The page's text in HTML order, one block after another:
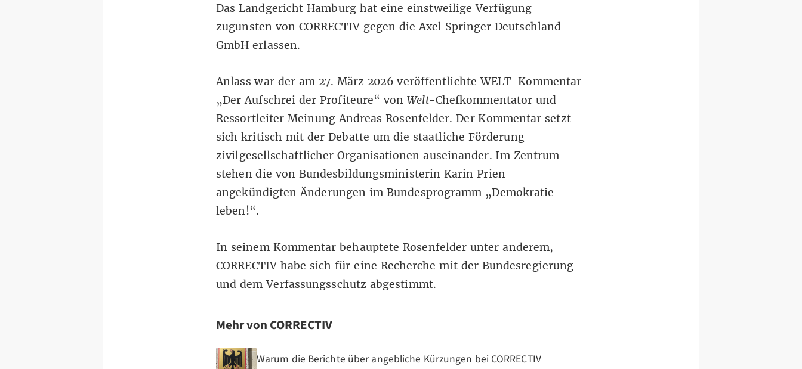
Das Landgericht Hamburg hat eine einstweilige Verfügung
zugunsten von CORRECTIV gegen die Axel Springer Deutschland
GmbH erlassen.
Anlass war der am 27. März 2026 veröffentlichte WELT-Kommentar
„Der Aufschrei der Profiteure“ vonWelt-Chefkommentator und
Ressortleiter Meinung Andreas Rosenfelder. Der Kommentar setzt
sich kritisch mit der Debatte um die staatliche Förderung
zivilgesellschaftlicher Organisationen auseinander. Im Zentrum
stehen die von Bundesbildungsministerin Karin Prien
angekündigten Änderungen im Bundesprogramm „Demokratie
leben!“.
In seinem Kommentar behauptete Rosenfelder unter anderem,
CORRECTIV habe sich für eine Recherche mit der Bundesregierung
und dem Verfassungsschutz abgestimmt.
Mehr von CORRECTIV
Warum die Berichte über angebliche Kürzungen bei CORRECTIV